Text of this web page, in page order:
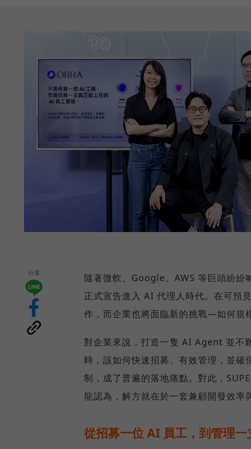
分享
隨著微軟、Google、AWS 等巨頭紛
正式宣告進入 AI 代理人時代。在可預
作，而企業也將面臨新的挑戰—如何規
對企業來說，打造一隻 AI Agent 並不
時，該如何快速招募、有效管理，並
制，成了普遍的落地痛點。對此，
龍認為，解方就在於一套兼顧開發效率
從招募一位 AI 員工，到管理